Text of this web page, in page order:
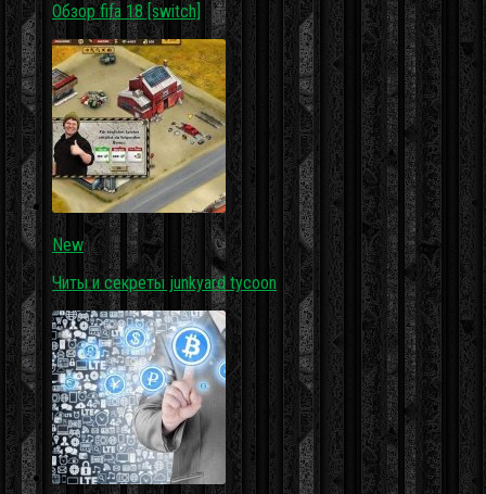
Обзор fifa 18 [switch]
New
Читы и секреты junkyard tycoon